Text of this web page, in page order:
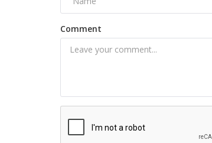
Comment